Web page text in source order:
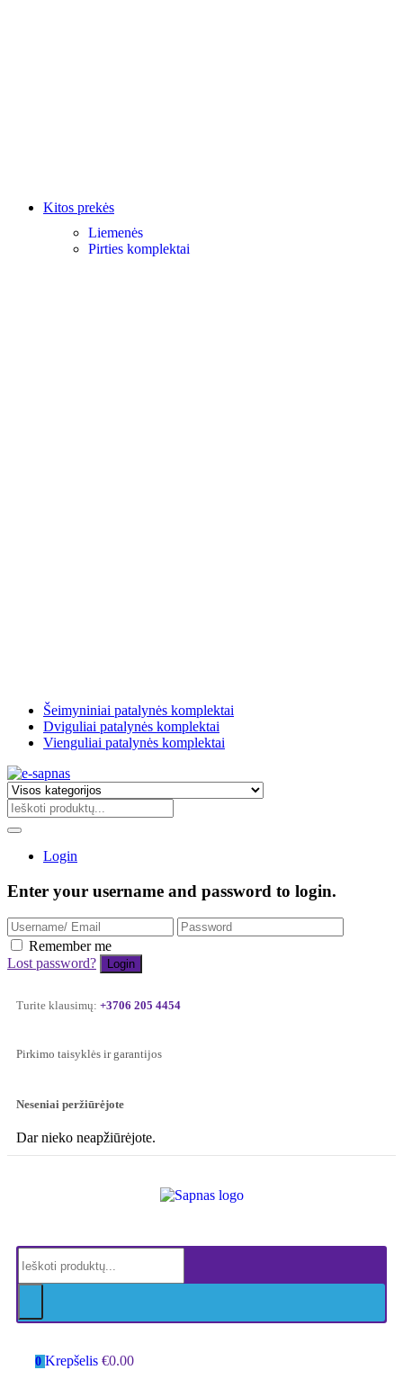
Kitos prekės
Liemenės
Pirties komplektai
Šeimyniniai patalynės komplektai
Dviguliai patalynės komplektai
Vienguliai patalynės komplektai
Login
Enter your username and password to login.
Remember me
Lost password?
Turite klausimų: +3706 205 4454
Pirkimo taisyklės ir garantijos
Neseniai peržiūrėjote
Dar nieko neapžiūrėjote.
0 Krepšelis €0.00